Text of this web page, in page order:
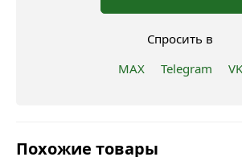
Спросить в
MAX
Telegram VK
Похожие товары